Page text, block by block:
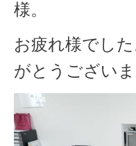
様。
お疲れ様でし
がとうございま